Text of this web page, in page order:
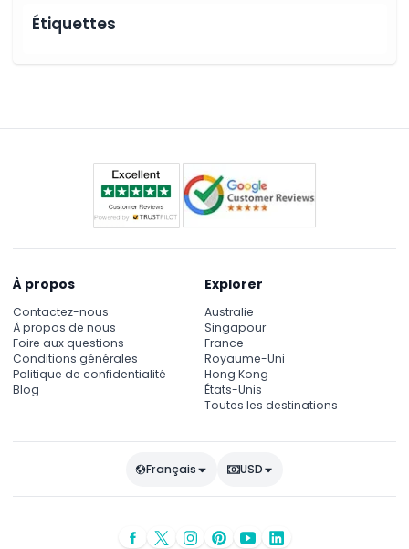
Étiquettes
À propos
Contactez-nous
À propos de nous
Foire aux questions
Conditions générales
Politique de confidentialité
Blog
Explorer
Australie
Singapour
France
Royaume-Uni
Hong Kong
États-Unis
Toutes les destinations
Français USD